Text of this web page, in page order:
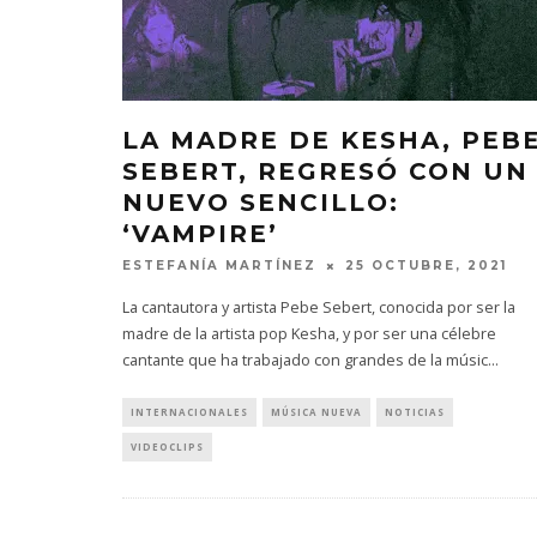
LA MADRE DE KESHA,
SEBERT, REGRESÓ CON UN
NUEVO SENCILLO:
‘VAMPIRE’
ESTEFANÍA MARTÍNEZ 25 OCTUBRE, 2021
La cantautora y artista Pebe Sebert, conocida por ser la
madre de la artista pop Kesha, y por ser una célebre
cantante que ha trabajado con grandes de la músic...
INTERNACIONALES MÚSICA NUEVA NOTICIAS
VIDEOCLIPS